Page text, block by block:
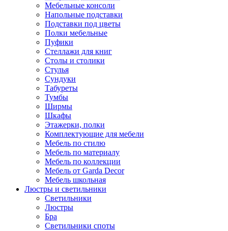
Мебельные консоли
Напольные подставки
Подставки под цветы
Полки мебельные
Пуфики
Стеллажи для книг
Столы и столики
Стулья
Сундуки
Табуреты
Тумбы
Ширмы
Шкафы
Этажерки, полки
Комплектующие для мебели
Мебель по стилю
Мебель по материалу
Мебель по коллекции
Мебель от Garda Decor
Мебель школьная
Люстры и светильники
Светильники
Люстры
Бра
Светильники споты